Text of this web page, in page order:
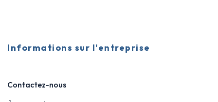
Informations sur l'entreprise
Contactez-nous